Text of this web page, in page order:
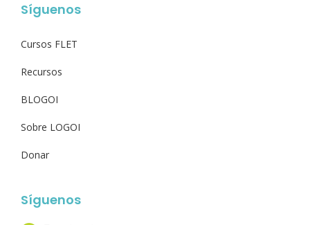
Síguenos
Cursos FLET
Recursos
BLOGOI
Sobre LOGOI
Donar
Síguenos